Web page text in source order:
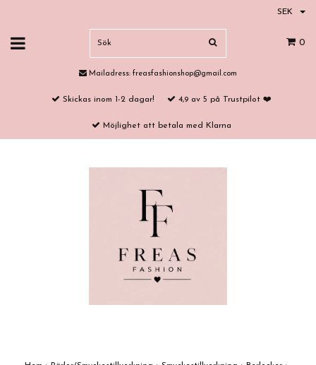
SEK
0
Mailadress: freasfashionshop@gmail.com
Skickas inom 1-2 dagar! 4,9 av 5 på Trustpilot ❤️
Möjlighet att betala med Klarna